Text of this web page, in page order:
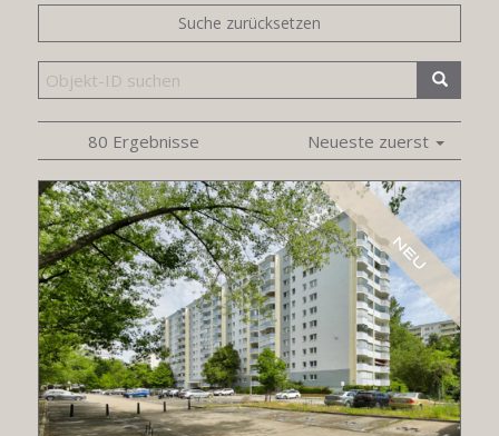
Suche zurücksetzen
80 Ergebnisse Neueste zuerst
NEU